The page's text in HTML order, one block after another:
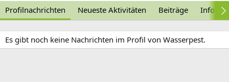
Profilnachrichten Neueste Aktivitäten Beiträge
Es gibt noch keine Nachrichten im Profil von Wasserpest.